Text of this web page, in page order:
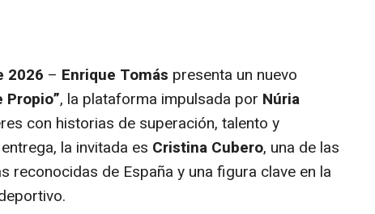
2026 – Enrique Tomás presenta un nuevo
Propio”, la plataforma impulsada por Núria
con historias de superación, talento y
la invitada es Cristina Cubero, una de las
reconocidas de España y una figura clave en la